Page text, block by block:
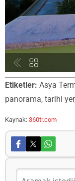
Etiketler: Asya
panorama, tarihi
Kaynak: 360tr.com